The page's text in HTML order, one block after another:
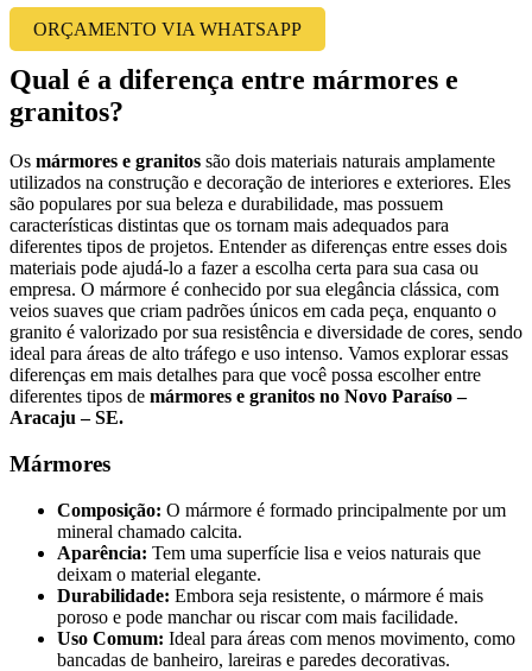
ORÇAMENTO VIA WHATSAPP
Qual é a diferença entre mármores e
granitos?
Os mármores e granitos são dois materiais naturais amplamente
utilizados na construção e decoração de interiores e exteriores. Eles
são populares por sua beleza e durabilidade, mas possuem
características distintas que os tornam mais adequados para
diferentes tipos de projetos. Entender as diferenças entre esses dois
materiais pode ajudá-lo a fazer a escolha certa para sua casa ou
empresa. O mármore é conhecido por sua elegância clássica, com
veios suaves que criam padrões únicos em cada peça, enquanto o
granito é valorizado por sua resistência e diversidade de cores, sendo
ideal para áreas de alto tráfego e uso intenso. Vamos explorar essas
diferenças em mais detalhes para que você possa escolher entre
diferentes tipos de mármores e granitos no Novo Paraíso –
Aracaju – SE.
Mármores
Composição: O mármore é formado principalmente por um
mineral chamado calcita.
Aparência: Tem uma superfície lisa e veios naturais que
deixam o material elegante.
Durabilidade: Embora seja resistente, o mármore é mais
poroso e pode manchar ou riscar com mais facilidade.
Uso Comum: Ideal para áreas com menos movimento, como
bancadas de banheiro, lareiras e paredes decorativas.